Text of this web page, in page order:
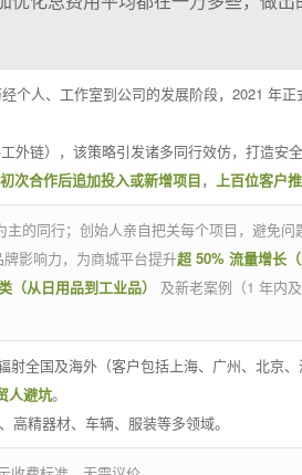
个人、工作室到公司的发展阶段，2021 年
外链），该策略引发诸多同行效仿，打造安
次合作后追加投入或新增项目， 上百位客户
的同行；创始人亲自把关每个项目，避免问
影响力，为商城平台提升超 50% 流量增长（
（从日用品到工业品）
及新老案例（1 年内
全国及海外（客户包括上海、广州、北京
人避坑。
精器材、车辆、服装等多领域。